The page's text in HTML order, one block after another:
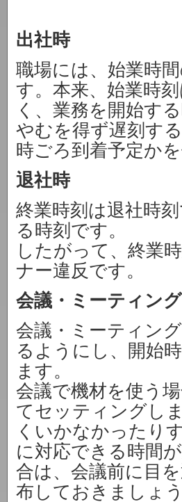
出社時
職場には、始業時
す。本来、始業時
く、業務を開始す
やむを得ず遅刻す
時ごろ到着予定か
退社時
終業時刻は退社時
る時刻です。
したがって、終業
ナー違反です。
会議・ミーティング
会議・ミーティン
るようにし、開始
ます。
会議で機材を使う
てセッティングし
くいかなかったり
に対応できる時間
合は、会議前に目
布しておきましょう